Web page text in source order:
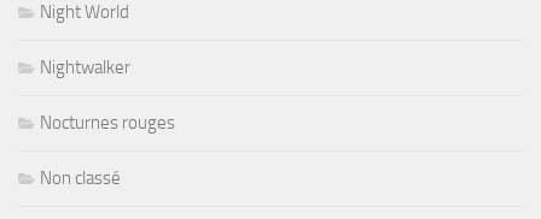
Night World
Nightwalker
Nocturnes rouges
Non classé